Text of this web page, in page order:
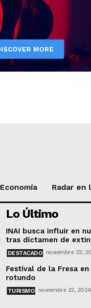
Economía Radar en
Lo Último
INAI busca influir en
tras dictamen de
DESTACADO noviembre 22,
Festival de la Fresa
rotundo
TURISMO noviembre 22, 2024